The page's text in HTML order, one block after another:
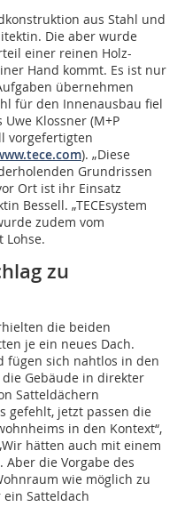
aus Stahl und
Die aber wurde
einer reinen Holz-
Hand kommt. Es ist nur
übernehmen
für den Innenausbau fiel
Klossner (M+P
vorgefertigten
). „Diese
Grundrissen
Ort ist ihr Einsatz
Bessell. „TECEsystem
zudem vom
Lohse.
zu
die beiden
je ein neues Dach.
fügen sich nahtlos in den
Gebäude in direkter
Satteldächern
gefehlt, jetzt passen die
in den Kontext“,
hätten auch mit einem
die Vorgabe des
wie möglich zu
Satteldach